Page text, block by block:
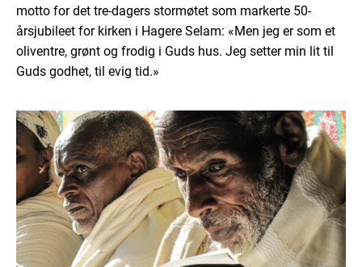
motto for det tre-dagers stormøtet som markerte 50-
årsjubileet for kirken i Hagere Selam: «Men jeg er som et
oliventre, grønt og frodig i Guds hus. Jeg setter min lit til
Guds godhet, til evig tid.»